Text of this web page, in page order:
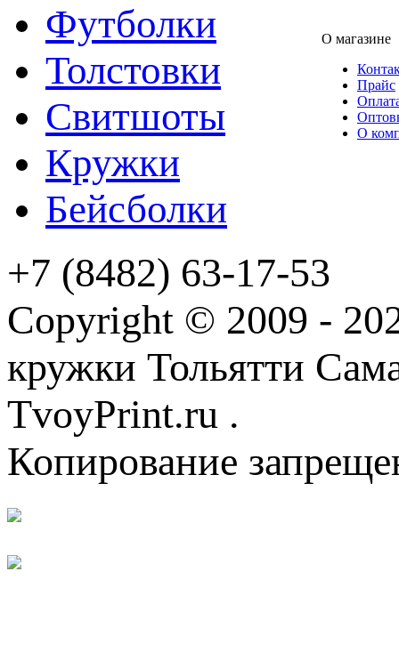
Футболки
Толстовки
Свитшоты
Кружки
Бейсболки
О магазине
Прайс
О
+7 (8482) 63-17-53
Copyright © 2009 -
кружки Тольятти
TvoyPrint.ru .
Копирование